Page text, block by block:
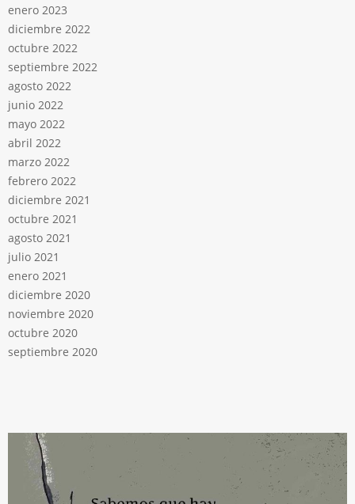
enero 2023
diciembre 2022
octubre 2022
septiembre 2022
agosto 2022
junio 2022
mayo 2022
abril 2022
marzo 2022
febrero 2022
diciembre 2021
octubre 2021
agosto 2021
julio 2021
enero 2021
diciembre 2020
noviembre 2020
octubre 2020
septiembre 2020